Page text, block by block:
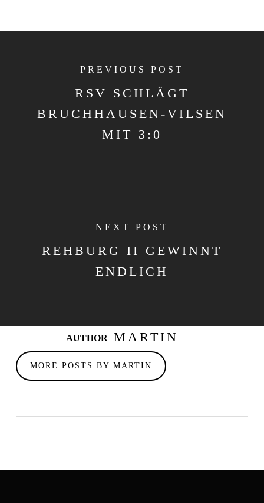
PREVIOUS POST
RSV SCHLÄGT
BRUCHHAUSEN-VILSEN
MIT 3:0
NEXT POST
REHBURG II GEWINNT
ENDLICH
AUTHORMARTIN
MORE POSTS BY MARTIN